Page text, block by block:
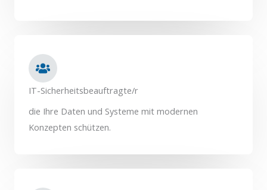
IT-Sicherheitsbeauftragte/r
die Ihre Daten und Systeme mit modernen
Konzepten schützen.